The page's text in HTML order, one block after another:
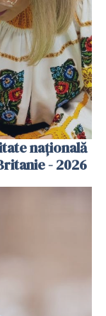
națională
- 2026